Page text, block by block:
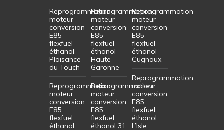
Reprogrammation
moteur
conversion
E85
flexfuel
éthanol
Plaisance
du Touch
Reprogrammation
moteur
conversion
E85
flexfuel
éthanol
Reprogrammation
moteur
conversion
E85
flexfuel
éthanol
Haute
Garonne
Reprogrammation
moteur
conversion
E85
flexfuel
éthanol 31
Reprogrammation
moteur
conversion
E85
flexfuel
éthanol
Cugnaux
Reprogrammation
moteur
conversion
E85
flexfuel
éthanol
L’Isle